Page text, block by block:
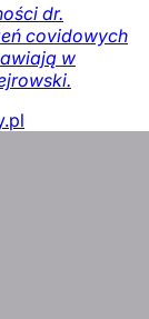
dr.
covidowych
w